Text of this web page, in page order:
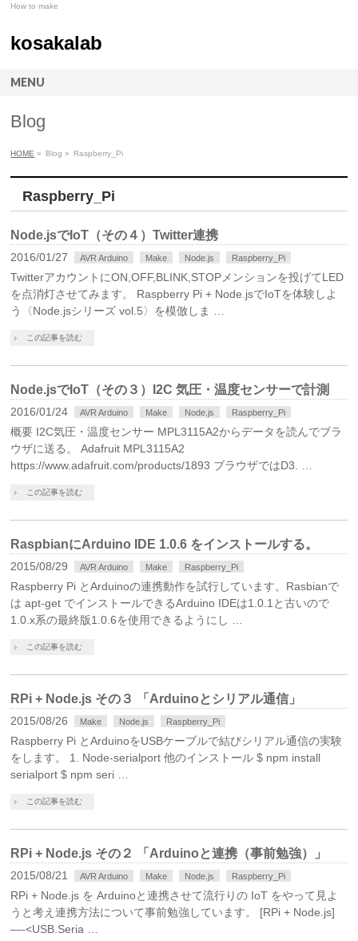
How to make
kosakalab
MENU
Blog
HOME » Blog » Raspberry_Pi
Raspberry_Pi
Node.jsでIoT（その４）Twitter連携
2016/01/27 AVR Arduino Make Node.js Raspberry_Pi
TwitterアカウントにON,OFF,BLINK,STOPメンションを投げてLED
を点消灯させてみます。 Raspberry Pi + Node.jsでIoTを体験しよ
う〈Node.jsシリーズ vol.5〉を模倣しま …
この記事を読む
Node.jsでIoT（その３）I2C 気圧・温度センサーで計測
2016/01/24 AVR Arduino Make Node.js Raspberry_Pi
概要 I2C気圧・温度センサー MPL3115A2からデータを読んでブラ
ウザに送る。 Adafruit MPL3115A2
https://www.adafruit.com/products/1893 ブラウザではD3. …
この記事を読む
RaspbianにArduino IDE 1.0.6 をインストールする。
2015/08/29 AVR Arduino Make Raspberry_Pi
Raspberry Pi とArduinoの連携動作を試行しています。Rasbianで
は apt-get でインストールできるArduino IDEは1.0.1と古いので
1.0.x系の最終版1.0.6を使用できるようにし …
この記事を読む
RPi + Node.js その３ 「Arduinoとシリアル通信」
2015/08/26 Make Node.js Raspberry_Pi
Raspberry Pi とArduinoをUSBケーブルで結びシリアル通信の実験
をします。 1. Node-serialport 他のインストール $ npm install
serialport $ npm seri …
この記事を読む
RPi + Node.js その２ 「Arduinoと連携（事前勉強）」
2015/08/21 AVR Arduino Make Node.js Raspberry_Pi
RPi + Node.js を Arduinoと連携させて流行りの IoT をやって見よ
うと考え連携方法について事前勉強しています。 [RPi + Node.js]
—-<USB.Seria …